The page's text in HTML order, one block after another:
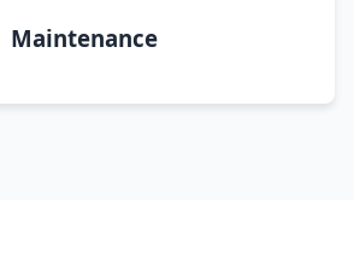
Maintenance